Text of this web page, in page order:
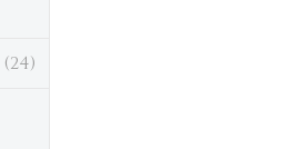
(24)